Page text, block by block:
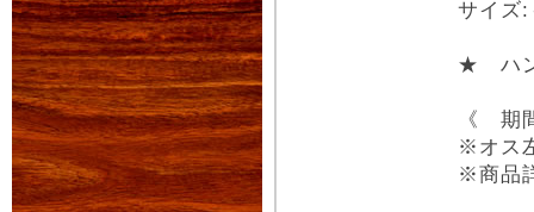
サイ
★ ハ
《 期
※オス
※商品